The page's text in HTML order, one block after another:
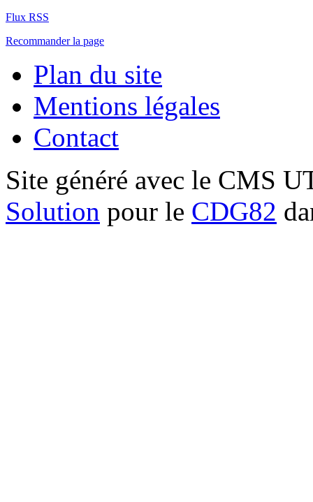
Flux RSS
Recommander la page
Plan du site
Mentions légales
Contact
Site généré avec le CMS
Solution pour le CDG82